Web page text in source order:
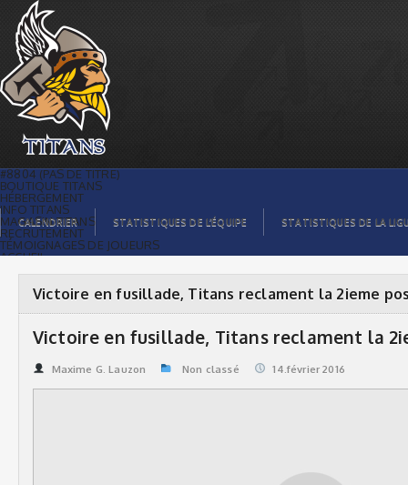
Victoire en fusillade, Titans reclament
la 2ieme position | Titans de
témiscaming
#8804 (PAS DE TITRE)
BOUTIQUE TITANS
HÉBERGEMENT
INFO TITANS
MAGASIN TITANS
RECRUTEMENT
TÉMOIGNAGES DE JOUEURS
ACCUEIL
GALERIE PHOTOS
STATISTIQUES
ORGANISATION
CALENDRIER
COMMANDITAIRES
STATISTIQUES DE LA LIGUE
CALENDRIER STATISTIQUES DE L’ÉQUIPE STATISTIQUES DE LA
Victoire en fusillade, Titans reclament la 2ieme
Victoire en fusillade, Titans reclament la
Maxime G. Lauzon Non classé 14.février 2016